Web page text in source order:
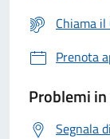
Chiama
Prenota
Problemi
Segnala